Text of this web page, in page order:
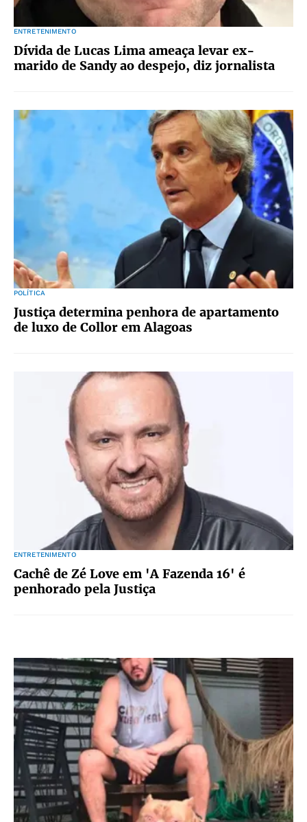
ENTRETENIMENTO
Dívida de Lucas Lima ameaça levar ex-
marido de Sandy ao despejo, diz jornalista
POLÍTICA
Justiça determina penhora de apartamento
de luxo de Collor em Alagoas
ENTRETENIMENTO
Cachê de Zé Love em 'A Fazenda 16' é
penhorado pela Justiça